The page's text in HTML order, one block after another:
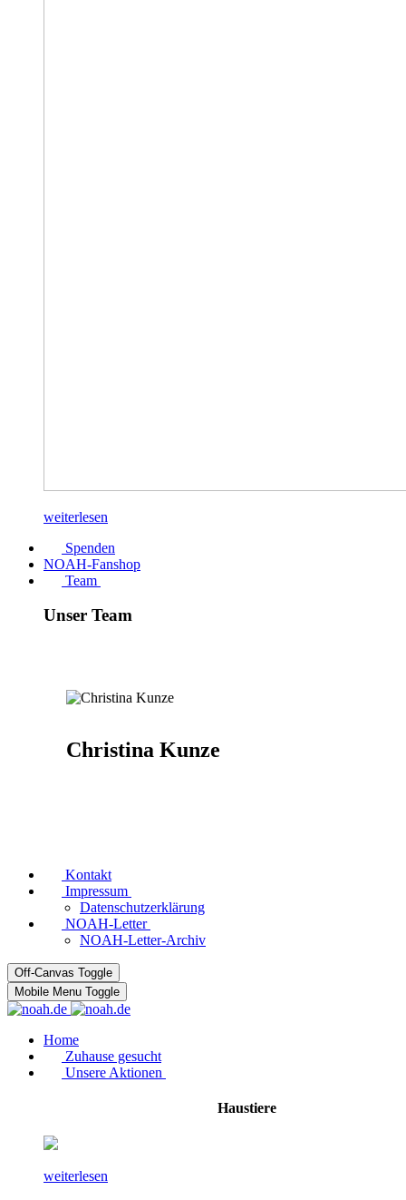
weiterlesen
Spenden
NOAH-Fanshop
Team
Unser Team
Christina Kunze
Kontakt
Impressum
Datenschutzerklärung
NOAH-Letter
NOAH-Letter-Archiv
Off-Canvas Toggle
Mobile Menu Toggle
Home
Zuhause gesucht
Unsere Aktionen
Haustiere
weiterlesen